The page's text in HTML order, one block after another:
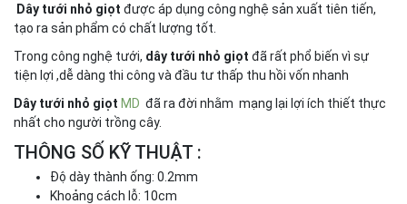
Dây tưới nhỏ giọt được áp dụng công nghệ sản xuất tiên tiến,
tạo ra sản phẩm có chất lượng tốt.
Trong công nghệ tưới, dây tưới nhỏ giọt đã rất phổ biến vì sự
tiện lợi ,dễ dàng thi công và đầu tư thấp thu hồi vốn nhanh
Dây tưới nhỏ giọt MD đã ra đời nhằm mạng lại lợi ích thiết thực
nhất cho người trồng cây.
THÔNG SỐ KỸ THUẬT :
Độ dày thành ống: 0.2mm
Khoảng cách lỗ: 10cm